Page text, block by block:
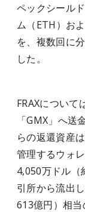
ペックシール
ム（ETH）お
を、複数回に
した。
FRAXについて
「GMX」へ
らの返還資産
管理するウォ
4,050万ドル（
引所から流出
613億円）相当